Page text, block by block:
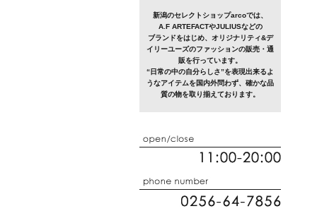
新潟のセレクトショップarcoでは、
A.F ARTEFACTやJULIUSなどの
ブランドをはじめ、オリジナリティ&デ
イリーユーズのファッションの販売・通
販を行っています。
“日常の中の自分らしさ”を表現出来るよ
うなアイテムを国内外問わず、確かな品
質の物を取り揃えております。